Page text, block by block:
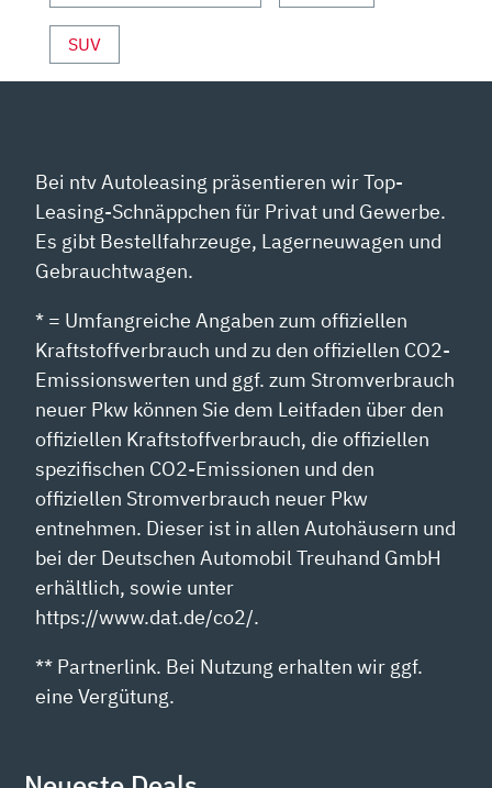
SUV
Bei ntv Autoleasing präsentieren wir Top-
Leasing-Schnäppchen für Privat und Gewerbe.
Es gibt Bestellfahrzeuge, Lagerneuwagen und
Gebrauchtwagen.
* = Umfangreiche Angaben zum offiziellen
Kraftstoffverbrauch und zu den offiziellen CO2-
Emissionswerten und ggf. zum Stromverbrauch
neuer Pkw können Sie dem Leitfaden über den
offiziellen Kraftstoffverbrauch, die offiziellen
spezifischen CO2-Emissionen und den
offiziellen Stromverbrauch neuer Pkw
entnehmen. Dieser ist in allen Autohäusern und
bei der Deutschen Automobil Treuhand GmbH
erhältlich, sowie unter
https://www.dat.de/co2/.
** Partnerlink. Bei Nutzung erhalten wir ggf.
eine Vergütung.